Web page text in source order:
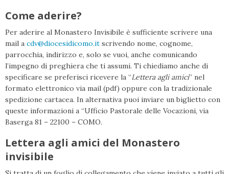
Come aderire?
Per aderire al Monastero Invisibile è sufficiente scrivere una
mail a cdv@diocesidicomo.it scrivendo nome, cognome,
parrocchia, indirizzo e, solo se vuoi, anche comunicando
l’impegno di preghiera che ti assumi. Ti chiediamo anche di
specificare se preferisci ricevere la “Lettera agli amici” nel
formato elettronico via mail (pdf) oppure con la tradizionale
spedizione cartacea. In alternativa puoi inviare un biglietto con
queste informazioni a “Ufficio Pastorale delle Vocazioni, via
Baserga 81 – 22100 – COMO.
Lettera agli amici del Monastero
invisibile